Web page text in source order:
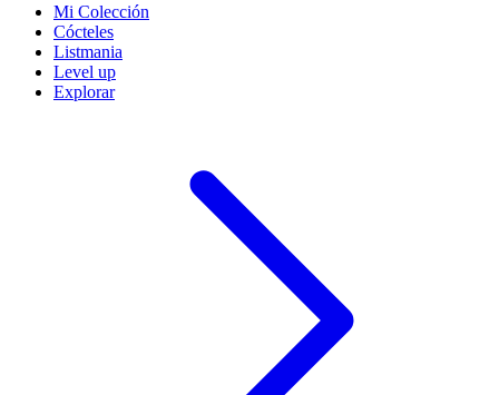
Mi Colección
Cócteles
Listmania
Level up
Explorar